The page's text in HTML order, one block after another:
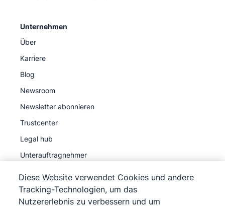
Unternehmen
Über
Karriere
Blog
Newsroom
Newsletter abonnieren
Trustcenter
Legal hub
Unterauftragnehmer
Diese Website verwendet Cookies und andere
Tracking-Technologien, um das
Nutzererlebnis zu verbessern und um